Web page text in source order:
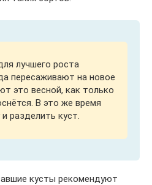
лучшего роста
пересаживают на новое
это весной, как только
В это же время
разделить куст.
кусты рекомендуют